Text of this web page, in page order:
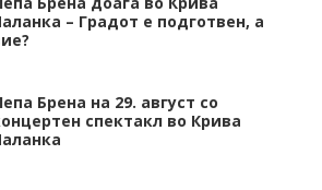
– Градот е подготвен, а
Брена на 29. август со
спектакл во Крива